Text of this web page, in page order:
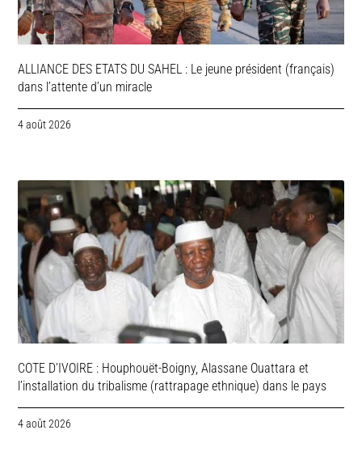
ALLIANCE DES ETATS DU SAHEL : Le jeune président (français)
dans l’attente d’un miracle
4 août 2026
COTE D’IVOIRE : Houphouët-Boigny, Alassane Ouattara et
l’installation du tribalisme (rattrapage ethnique) dans le pays
4 août 2026